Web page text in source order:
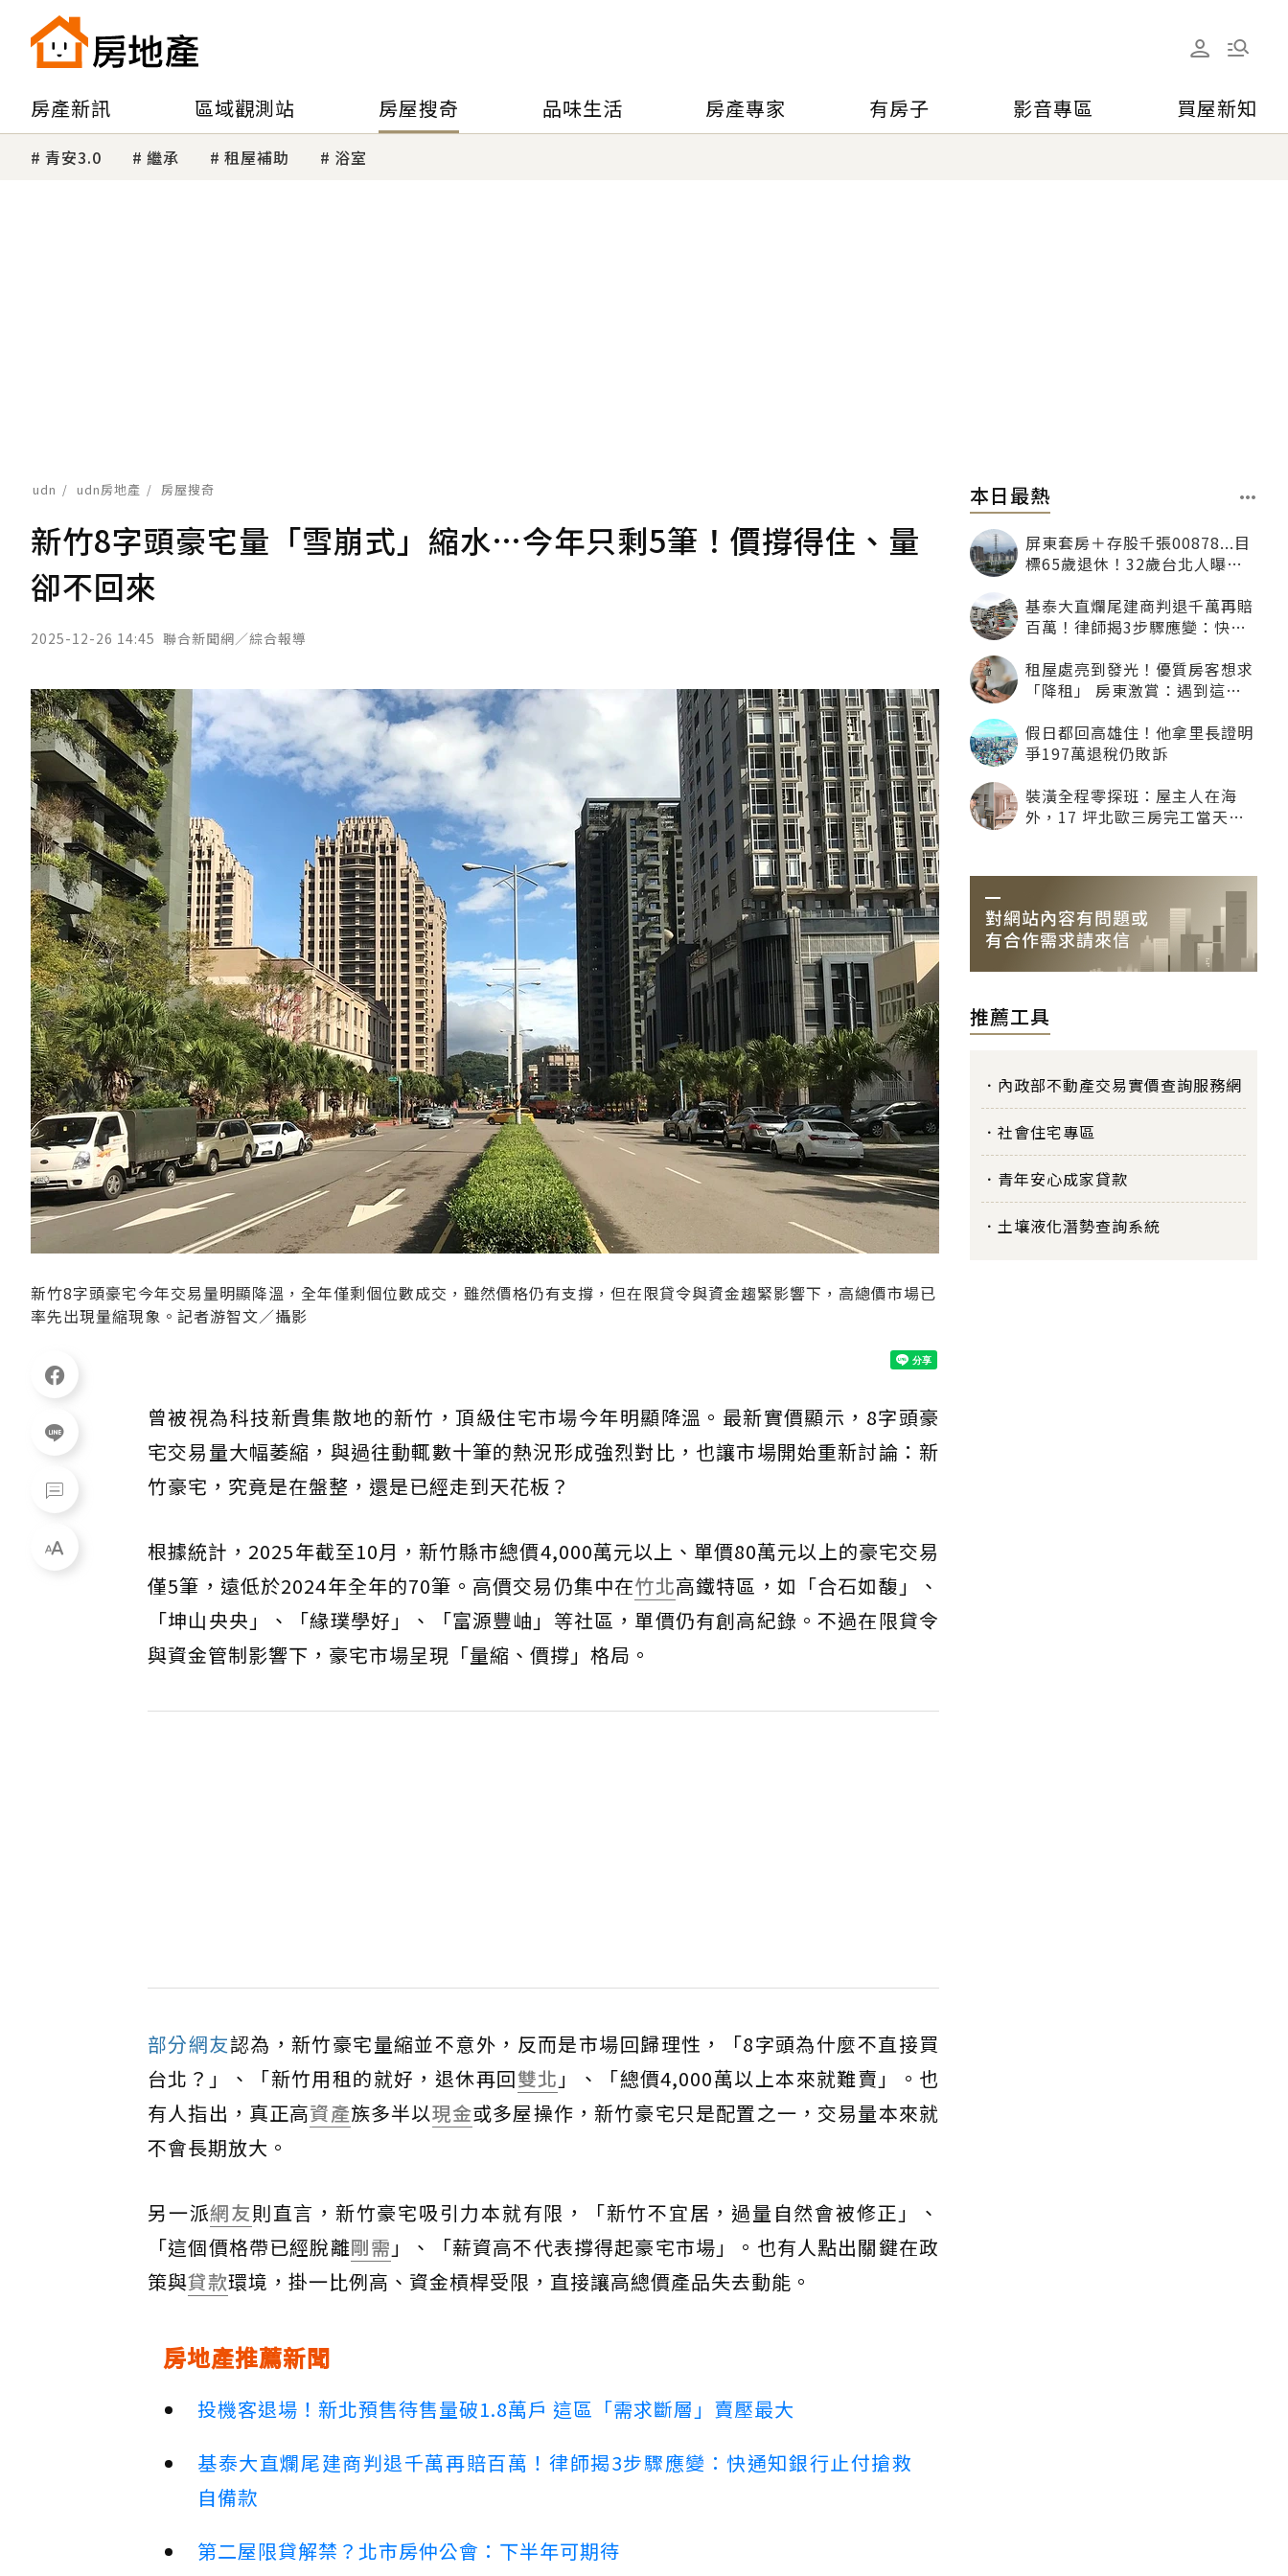
房產新訊 區域觀測站 房屋搜奇 品味生活 房產專家 有房子 影音專區 買屋新知
青安3.0 繼承 租屋補助 浴室
udn udn房地產 房屋搜奇
新竹8字頭豪宅量「雪崩式」縮水…今年只剩5筆！價撐得住、量
卻不回來
2025-12-26 14:45 聯合新聞網／綜合報導
新竹8字頭豪宅今年交易量明顯降溫，全年僅剩個位數成交，雖然價格仍有支撐，但在限貸令與資金趨緊影響下，高總價市場已
率先出現量縮現象。記者游智文／攝影
曾被視為科技新貴集散地的新竹，頂級住宅市場今年明顯降溫。最新實價顯示，8字頭豪
宅交易量大幅萎縮，與過往動輒數十筆的熱況形成強烈對比，也讓市場開始重新討論：新
竹豪宅，究竟是在盤整，還是已經走到天花板？
根據統計，2025年截至10月，新竹縣市總價4,000萬元以上、單價80萬元以上的豪宅交易
僅5筆，遠低於2024年全年的70筆。高價交易仍集中在竹北高鐵特區，如「合石如馥」、
「坤山央央」、「緣璞學好」、「富源豐岫」等社區，單價仍有創高紀錄。不過在限貸令
與資金管制影響下，豪宅市場呈現「量縮、價撐」格局。
部分網友認為，新竹豪宅量縮並不意外，反而是市場回歸理性，「8字頭為什麼不直接買
台北？」、「新竹用租的就好，退休再回雙北 」、「總價4,000萬以上本來就難賣」。也
有人指出，真正高資產族多半以現金或多屋操作，新竹豪宅只是配置之一，交易量本來就
不會長期放大。
另一派網友則直言，新竹豪宅吸引力本就有限，「新竹不宜居，過量自然會被修正」、
「這個價格帶已經脫離剛需 」、「薪資高不代表撐得起豪宅市場」。也有人點出關鍵在政
策與貸款環境，掛一比例高、資金槓桿受限，直接讓高總價產品失去動能。
房地產推薦新聞
投機客退場！新北預售待售量破1.8萬戶 這區「需求斷層」賣壓最大
基泰大直爛尾建商判退千萬再賠百萬！律師揭3步驟應變：快通知銀行止付搶救
自備款
第二屋限貸解禁？北市房仲公會：下半年可期待
本日最熱
屏東套房＋存股千張00878...目
標65歲退休！32歲台北人曝：
基泰大直爛尾建商判退千萬再賠
百萬！律師揭3步驟應變：快通
租屋處亮到發光！優質房客想求
「降租」 房東激賞：遇到這種
假日都回高雄住！他拿里長證明
爭197萬退稅仍敗訴
裝潢全程零探班：屋主人在海
外，17 坪北歐三房完工當天才
推薦工具
內政部不動產交易實價查詢服務網
社會住宅專區
青年安心成家貸款
土壤液化潛勢查詢系統